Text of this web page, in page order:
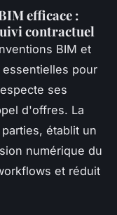
efficace :
contractuel
BIM et
pour
ses
d'offres. La
établit un
numérique du
et réduit